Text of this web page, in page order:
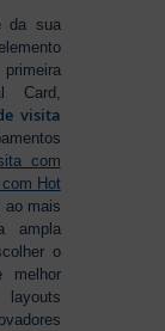
da sua
Card,
visita
com
Hot
ao mais
ampla
o
melhor